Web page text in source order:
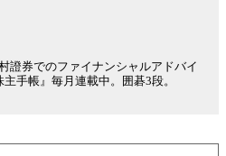
證券でのファイナンシャルアドバイ
手帳』毎月連載中。囲碁3段。